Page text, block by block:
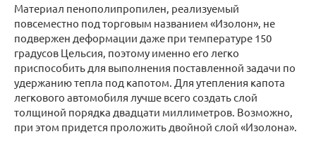
Материал пенополипропилен, реализуемый
повсеместно под торговым названием «Изолон», не
подвержен деформации даже при температуре 150
градусов Цельсия, поэтому именно его легко
приспособить для выполнения поставленной задачи по
удержанию тепла под капотом. Для утепления капота
легкового автомобиля лучше всего создать слой
толщиной порядка двадцати миллиметров. Возможно,
при этом придется проложить двойной слой «Изолона».